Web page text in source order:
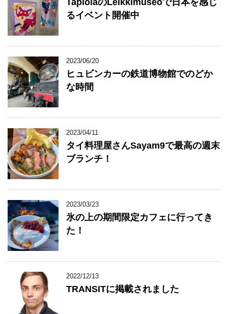
TapiolaのLeikkimuseoで日本を感じ
るイベント開催中
2023/06/20
ヒュビンカーの鉄道博物館でのどか
な時間
2023/04/11
タイ料理屋さんSayam9で最高の週末
ブランチ！
2023/03/23
氷の上の期間限定カフェに行ってき
た！
2022/12/13
TRANSITに掲載されました